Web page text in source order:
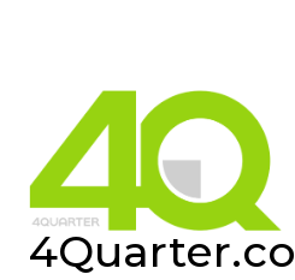
4Quarter.co